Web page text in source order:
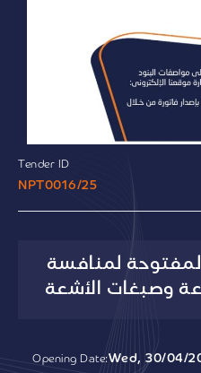
Tender ID
NPT0016/25
المفتوحة لمنافسة
وصبغات الأشعة
Opening Date:Wed, 30/04/